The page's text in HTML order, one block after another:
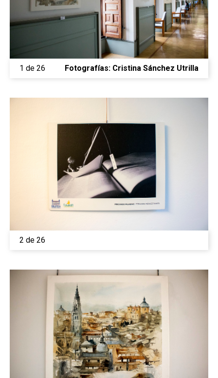
1 de 26 Fotografías: Cristina Sánchez Utrilla
2 de 26